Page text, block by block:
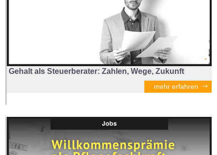
Gehalt als Steuerberater: Zahlen, Wege, Zukunft
mehr erfahren